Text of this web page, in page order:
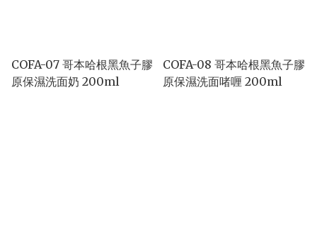
COFA-07 哥本哈根黑魚子膠
原保濕洗面奶 200ml
COFA-08 哥本哈根黑魚子膠
原保濕洗面啫喱 200ml